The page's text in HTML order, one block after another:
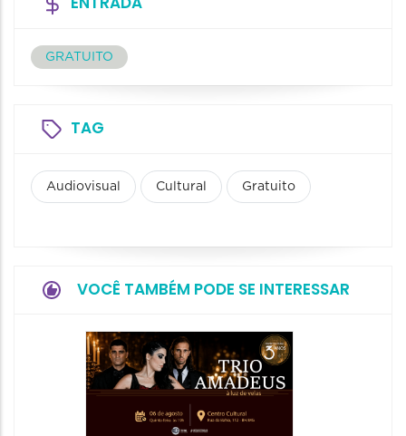
GRATUITO
TAG
Audiovisual Cultural Gratuito
VOCÊ TAMBÉM PODE SE INTERESSAR